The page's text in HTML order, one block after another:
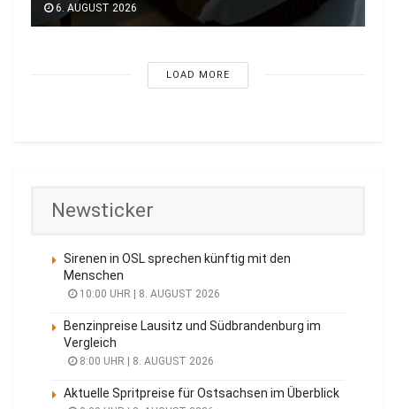
6. AUGUST 2026
LOAD MORE
Newsticker
Sirenen in OSL sprechen künftig mit den
Menschen
10:00 UHR | 8. AUGUST 2026
Benzinpreise Lausitz und Südbrandenburg im
Vergleich
8:00 UHR | 8. AUGUST 2026
Aktuelle Spritpreise für Ostsachsen im Überblick